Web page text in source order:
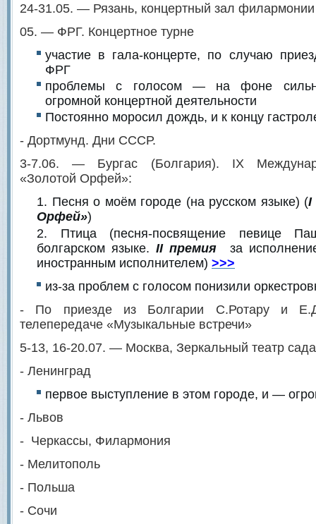
24-31.05. — Рязань, концертный зал филармонии
05. — ФРГ. Концертное турне
участие в гала-концерте, по случаю
ФРГ
проблемы с голосом — на фоне
огромной концертной деятельности
Постоянно моросил дождь, и к концу
- Дортмунд. Дни СССР.
3-7.06. — Бургас (Болгария). IX
«Золотой Орфей»:
Песня о моём городе (на русском языке) (I
Орфей»)
Птица (песня-посвящение певице
болгарском языке.II премия
за
иностранным исполнителем) >>>
из-за проблем с голосом понизили
- По приезде из Болгарии С.Ротару и
телепередаче «Музыкальные встречи»
5-13, 16-20.07. — Москва, Зеркальный театр
- Ленинград
первое выступление в этом городе, и —
- Львов
- Черкассы, Филармония
- Мелитополь
- Польша
- Сочи